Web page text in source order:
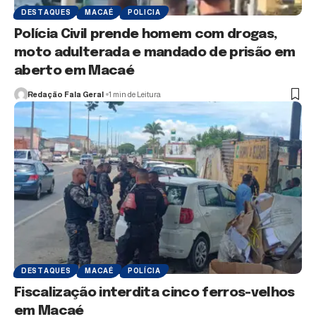
DESTAQUES MACAÉ POLICIA
Polícia Civil prende homem com drogas,
moto adulterada e mandado de prisão em
aberto em Macaé
Redação Fala Geral 1 min de Leitura
DESTAQUES MACAÉ POLÍCIA
Fiscalização interdita cinco ferros-velhos
em Macaé